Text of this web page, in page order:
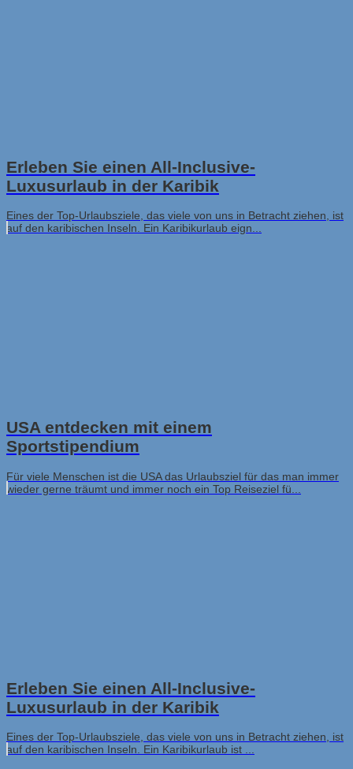
Erleben Sie einen All-Inclusive-
Luxusurlaub in der Karibik
Eines der Top-Urlaubsziele, das viele von uns in Betracht ziehen, ist
auf den karibischen Inseln. Ein Karibikurlaub eign...
USA entdecken mit einem
Sportstipendium
Für viele Menschen ist die USA das Urlaubsziel für das man immer
wieder gerne träumt und immer noch ein Top Reiseziel fü...
Erleben Sie einen All-Inclusive-
Luxusurlaub in der Karibik
Eines der Top-Urlaubsziele, das viele von uns in Betracht ziehen, ist
auf den karibischen Inseln. Ein Karibikurlaub ist ...